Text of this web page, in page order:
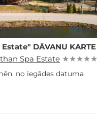
DĀVANU KARTE
Spa Estate ★ ★ ★ ★ ★
no iegādes datuma